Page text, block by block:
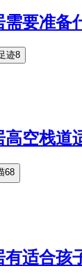
需要准备
迹8
高空栈道
68
有适合孩